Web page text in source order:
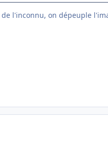
l'inconnu, on dépeuple